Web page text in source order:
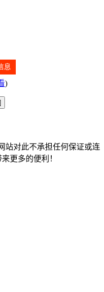
息
)
站对此不承担任何保证或连
更多的便利！